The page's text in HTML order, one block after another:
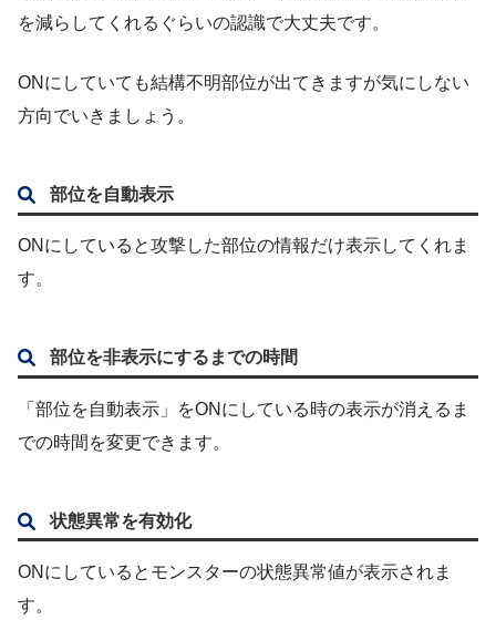
を減らしてくれるぐらいの認識で大丈夫です。
ONにしていても結構不明部位が出てきますが気にしない
方向でいきましょう。
部位を自動表示
ONにしていると攻撃した部位の情報だけ表示してくれま
す。
部位を非表示にするまでの時間
「部位を自動表示」をONにしている時の表示が消えるま
での時間を変更できます。
状態異常を有効化
ONにしているとモンスターの状態異常値が表示されま
す。